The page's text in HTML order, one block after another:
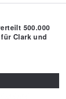
500.000
Clark und